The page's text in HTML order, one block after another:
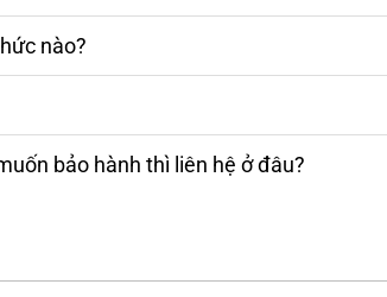
nào?
bảo hành thì liên hệ ở đâu?